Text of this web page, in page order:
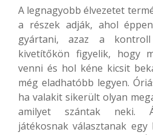
A legnagyobb élvezetet
a részek adják, ahol
gyártani, azaz a
kivetítőkön figyelik, hogy
venni és hol kéne kicsit
még eladhatóbb legyen.
ha valakit sikerült olyan
amilyet szántak neki.
játékosnak választanak egy